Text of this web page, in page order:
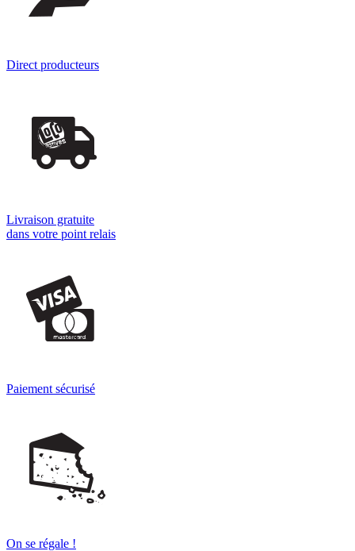
Direct producteurs
Livraison gratuite
dans votre point relais
Paiement sécurisé
On se régale !